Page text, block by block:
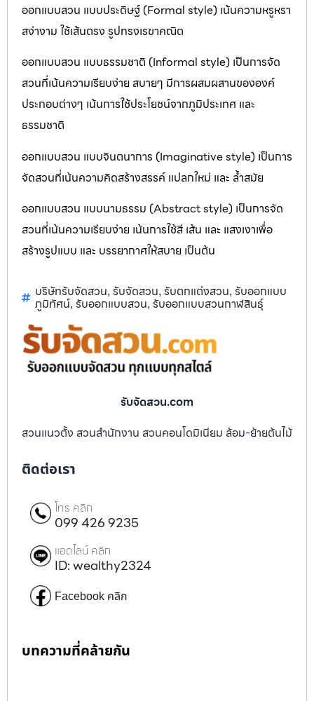
ออกแบบสวน แบบประดิษฐ์ (Formal style) เน้นความหรูหรา
สง่างาม ใช้เส้นตรง รูปทรงเรขาคณิต
ออกแบบสวน แบบธรรมชาติ (Informal style) เป็นการจัด
สวนที่เน้นความเรียบง่าย สบายๆ มีการผสมผสานขององค์
ประกอบต่างๆ เน้นการใช้ประโยชน์จากภูมิประเทศ และ
ธรรมชาติ
ออกแบบสวน แบบจินตนาการ (Imaginative style) เป็นการ
จัดสวนที่เน้นความคิดสร้างสรรค์ แปลกใหม่ และ ล้ำสมัย
ออกแบบสวน แบบนามธรรม (Abstract style) เป็นการจัด
สวนที่เน้นความเรียบง่าย เน้นการใช้สี เส้น และ แสงเงาเพื่อ
สร้างรูปแบบ และ บรรยากาศให้สบาย เป็นต้น
บริษัทรับจัดสวน, รับจัดสวน, รับตกแต่งสวน, รับออกแบบ
ภูมิทัศน์, รับออกแบบสวน, รับออกแบบสวนกาฬสินธุ์
รับจัดสวน.com
สวนแนวตั้ง สวนสำนักงาน สวนคอนโดมิเนียม ล้อม-ย้ายต้นไม้
ติดต่อเรา
โทร คลิก
099 426 9235
แอดไลน์ คลิก
ID: wealthy2324
Facebook คลิก
บทความที่คล้ายกัน